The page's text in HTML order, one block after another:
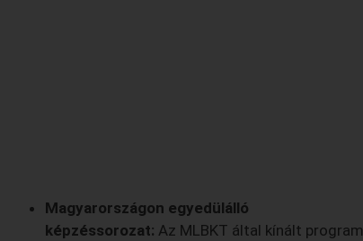
Magyarországon egyedülálló
képzéssorozat: Az MLBKT által kínált program